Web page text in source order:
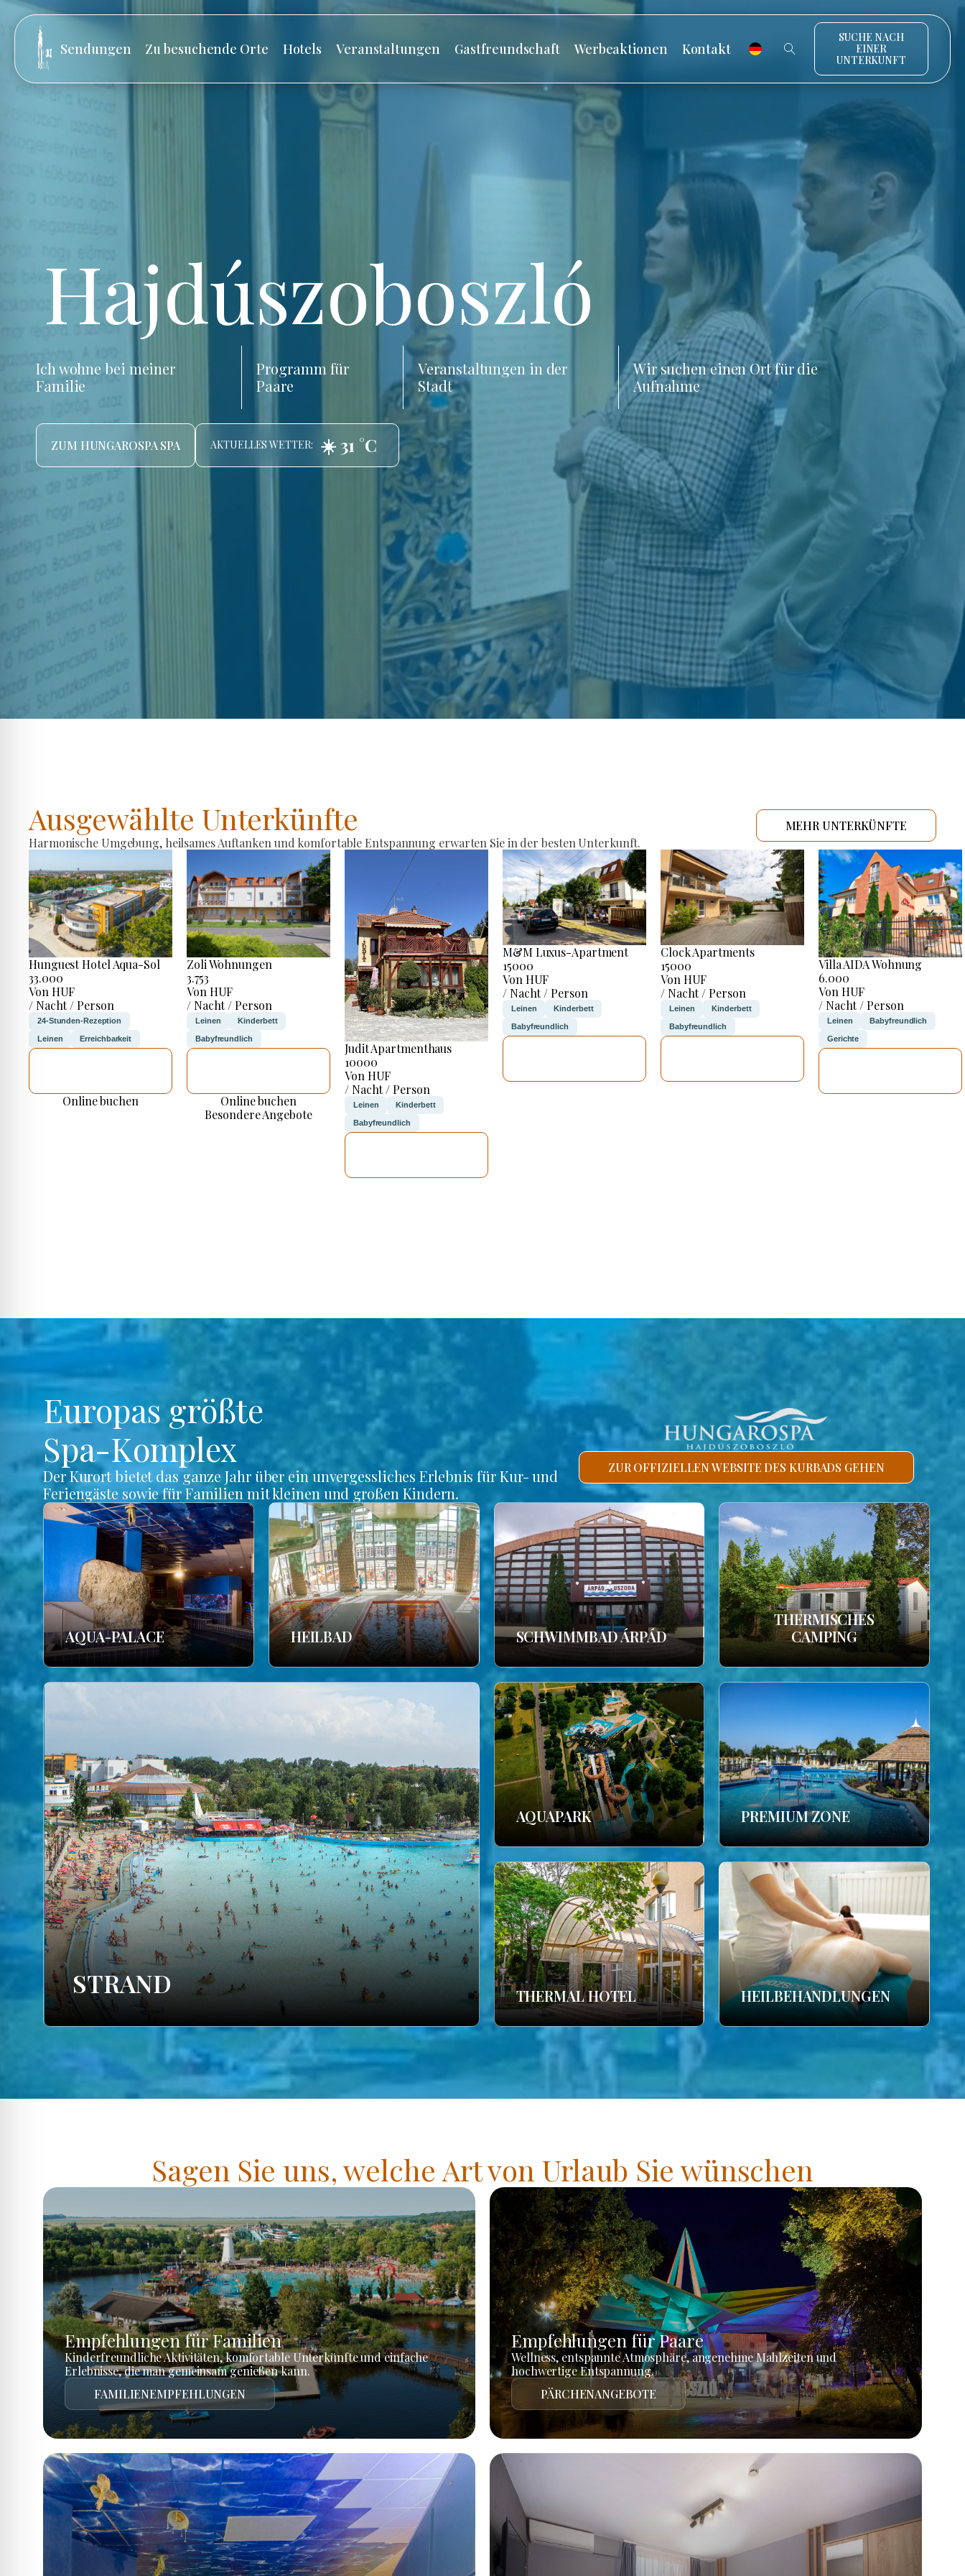
Sendungen Zu besuchende Orte Hotels Veranstaltungen Gastfreundschaft Werbeaktionen Kontakt
SUCHE NACH
EINER
UNTERKUNFT
Hajdúszoboszló
Ich wohne bei meiner
Familie
Programm für
Paare
Veranstaltungen in der
Stadt
Wir suchen einen Ort für die
Aufnahme
ZUM HUNGAROSPA SPA AKTUELLES WETTER: ☀️ 31 °C
Ausgewählte Unterkünfte
Harmonische Umgebung, heilsames Auftanken und komfortable Entspannung erwarten Sie in der besten Unterkunft.
MEHR UNTERKÜNFTE
Hunguest Hotel Aqua-Sol
33.000
Von HUF
/ Nacht / Person
24-Stunden-Rezeption
Leinen Erreichbarkeit
Online buchen
Zoli Wohnungen
3.753
Von HUF
/ Nacht / Person
Leinen Kinderbett
Babyfreundlich
Online buchen
Besondere Angebote
Judit Apartmenthaus
10000
Von HUF
/ Nacht / Person
Leinen Kinderbett
Babyfreundlich
M&M Luxus-Apartment
15000
Von HUF
/ Nacht / Person
Leinen Kinderbett
Babyfreundlich
Clock Apartments
15000
Von HUF
/ Nacht / Person
Leinen Kinderbett
Babyfreundlich
Villa AIDA Wohnung
6.000
Von HUF
/ Nacht / Person
Leinen Babyfreundlich
Gerichte
Europas größte
Spa-Komplex
Der Kurort bietet das ganze Jahr über ein unvergessliches Erlebnis für Kur- und
Feriengäste sowie für Familien mit kleinen und großen Kindern.
ZUR OFFIZIELLEN WEBSITE DES KURBADS GEHEN
AQUA-PALACE HEILBAD SCHWIMMBAD ÁRPÁD
THERMISCHES
CAMPING
STRAND
AQUAPARK PREMIUM ZONE
THERMAL HOTEL HEILBEHANDLUNGEN
Sagen Sie uns, welche Art von Urlaub Sie wünschen
Empfehlungen für Familien
Kinderfreundliche Aktivitäten, komfortable Unterkünfte und einfache
Erlebnisse, die man gemeinsam genießen kann.
FAMILIENEMPFEHLUNGEN
Empfehlungen für Paare
Wellness, entspannte Atmosphäre, angenehme Mahlzeiten und
hochwertige Entspannung.
PÄRCHENANGEBOTE